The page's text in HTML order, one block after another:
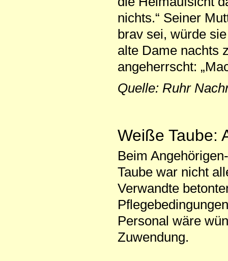
nichts.“ Seiner
brav sei, würde
alte Dame nachts
angeherrscht:
Quelle: Ruhr
Weiße Taube:
Beim
Taube war nicht
Verwandte
Personal wäre
Zuwendung.